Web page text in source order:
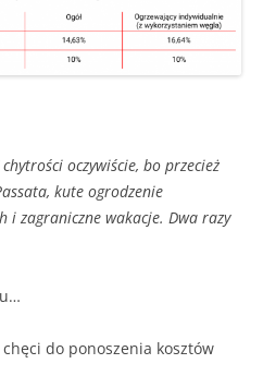
chytrości oczywiście, bo przecież
kute ogrodzenie
i zagraniczne wakacje. Dwa razy
do ponoszenia kosztów